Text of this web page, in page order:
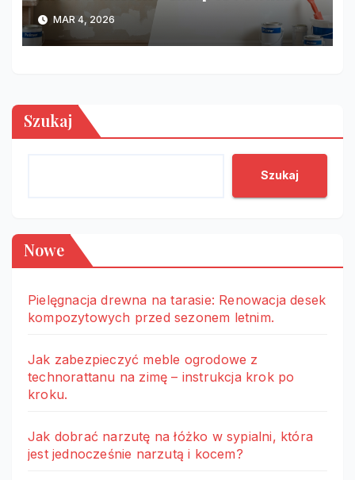
MAR 4, 2026
Szukaj
Szukaj
Nowe
Pielęgnacja drewna na tarasie: Renowacja desek
kompozytowych przed sezonem letnim.
Jak zabezpieczyć meble ogrodowe z
technorattanu na zimę – instrukcja krok po
kroku.
Jak dobrać narzutę na łóżko w sypialni, która
jest jednocześnie narzutą i kocem?